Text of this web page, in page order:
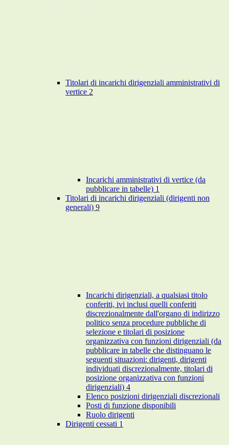
Titolari di incarichi dirigenziali amministrativi di
vertice 2
Incarichi amministrativi di vertice (da
pubblicare in tabelle) 1
Titolari di incarichi dirigenziali (dirigenti non
generali) 9
Incarichi dirigenziali, a qualsiasi titolo
conferiti, ivi inclusi quelli conferiti
discrezionalmente dall'organo di indirizzo
politico senza procedure pubbliche di
selezione e titolari di posizione
organizzativa con funzioni dirigenziali (da
pubblicare in tabelle che distinguano le
seguenti situazioni: dirigenti, dirigenti
individuati discrezionalmente, titolari di
posizione organizzativa con funzioni
dirigenziali) 4
Elenco posizioni dirigenziali discrezionali
Posti di funzione disponibili
Ruolo dirigenti
Dirigenti cessati 1